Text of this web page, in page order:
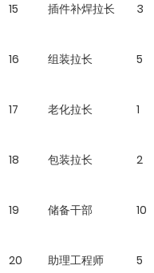
15 插件补焊拉长 3
16 组装拉长 5
17 老化拉长 1
18 包装拉长 2
19 储备干部 10
20 助理工程师 5